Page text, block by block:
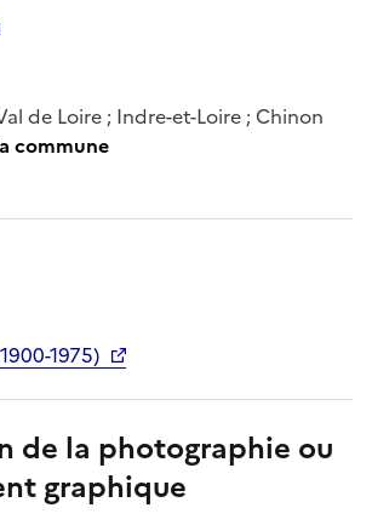
de Loire ; Indre-et-Loire ; Chinon
commune
1975)
de la photographie ou
graphique